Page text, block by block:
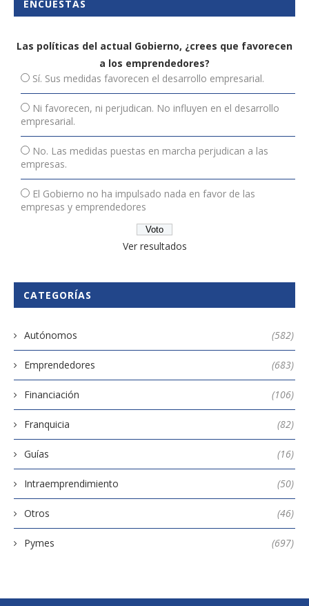
ENCUESTAS
Las políticas del actual Gobierno, ¿crees que favorecen
a los emprendedores?
Sí. Sus medidas favorecen el desarrollo empresarial.
Ni favorecen, ni perjudican. No influyen en el desarrollo
empresarial.
No. Las medidas puestas en marcha perjudican a las
empresas.
El Gobierno no ha impulsado nada en favor de las
empresas y emprendedores
Ver resultados
CATEGORÍAS
Autónomos (582)
Emprendedores (683)
Financiación (106)
Franquicia (82)
Guías (16)
Intraemprendimiento (50)
Otros (46)
Pymes (697)